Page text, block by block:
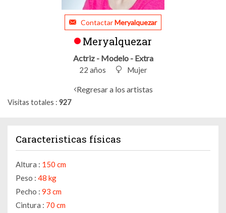
ContactarMeryalquezar
Meryalquezar
Actriz - Modelo - Extra
22 años Mujer
Regresar a los artistas
Visitas totales 927
Caracteristicas físicas
Altura : 150 cm
Peso : 48 kg
Pecho : 93 cm
Cintura : 70 cm